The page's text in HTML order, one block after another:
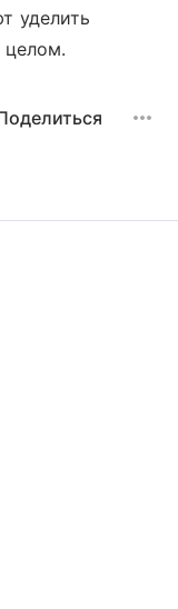
уделить
целом.